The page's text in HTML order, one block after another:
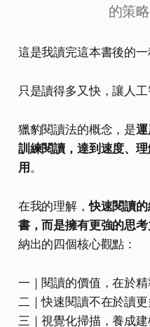
的策
這是我讀完這本書後的一
只是讀得多又快，讓人
獵豹閱讀法的概念，是
訓練閱讀，達到速度、
用。
在我的理解，快速閱讀
書，而是擁有更強的思
納出的四個核心觀點：
一｜閱讀的價值，在於
二｜快速閱讀不在於讀
三｜視覺化掃描，養成